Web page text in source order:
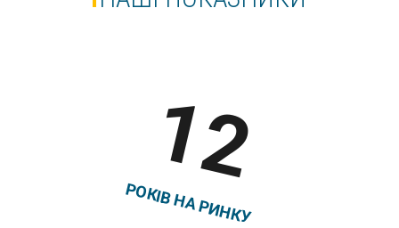
ВЕСНЯНІ КАНІКУЛИ У АНГЛІЇ,
ЛОНДОН, DAVID GAME COLLEGE
12
РОКІВ НА РИНКУ